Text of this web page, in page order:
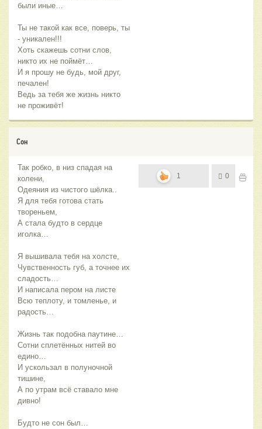
были иные…
Ты не такой как все, поверь, ты
- уникален!!!
Хоть скажешь сотни слов,
никто их не поймёт…
И я прошу не будь, мой друг,
печален!
Ведь за тебя же жизнь никто
не проживёт!
Сон
Так робко, в низ спадая на
колени,
Одеяния из чистого шёлка..
Я для тебя готова стать
твореньем,
А стала будто в сердце
иголка…
Я вышивала тебя на холсте,
Чувственность губ, а точнее их
сладость…
И написала пером на листе
Всю теплоту, и томленье, и
радость…
Жизнь так подобна паутине…
Сотни сплетённых нитей во
едино…
И ускользал в полуночной
тишине,
А по утрам всё ставало мне
дивно!
Будто не сон был…
1 0